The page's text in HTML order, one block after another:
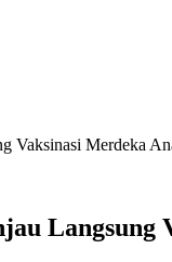
Vaksinasi Merdeka
Langsung